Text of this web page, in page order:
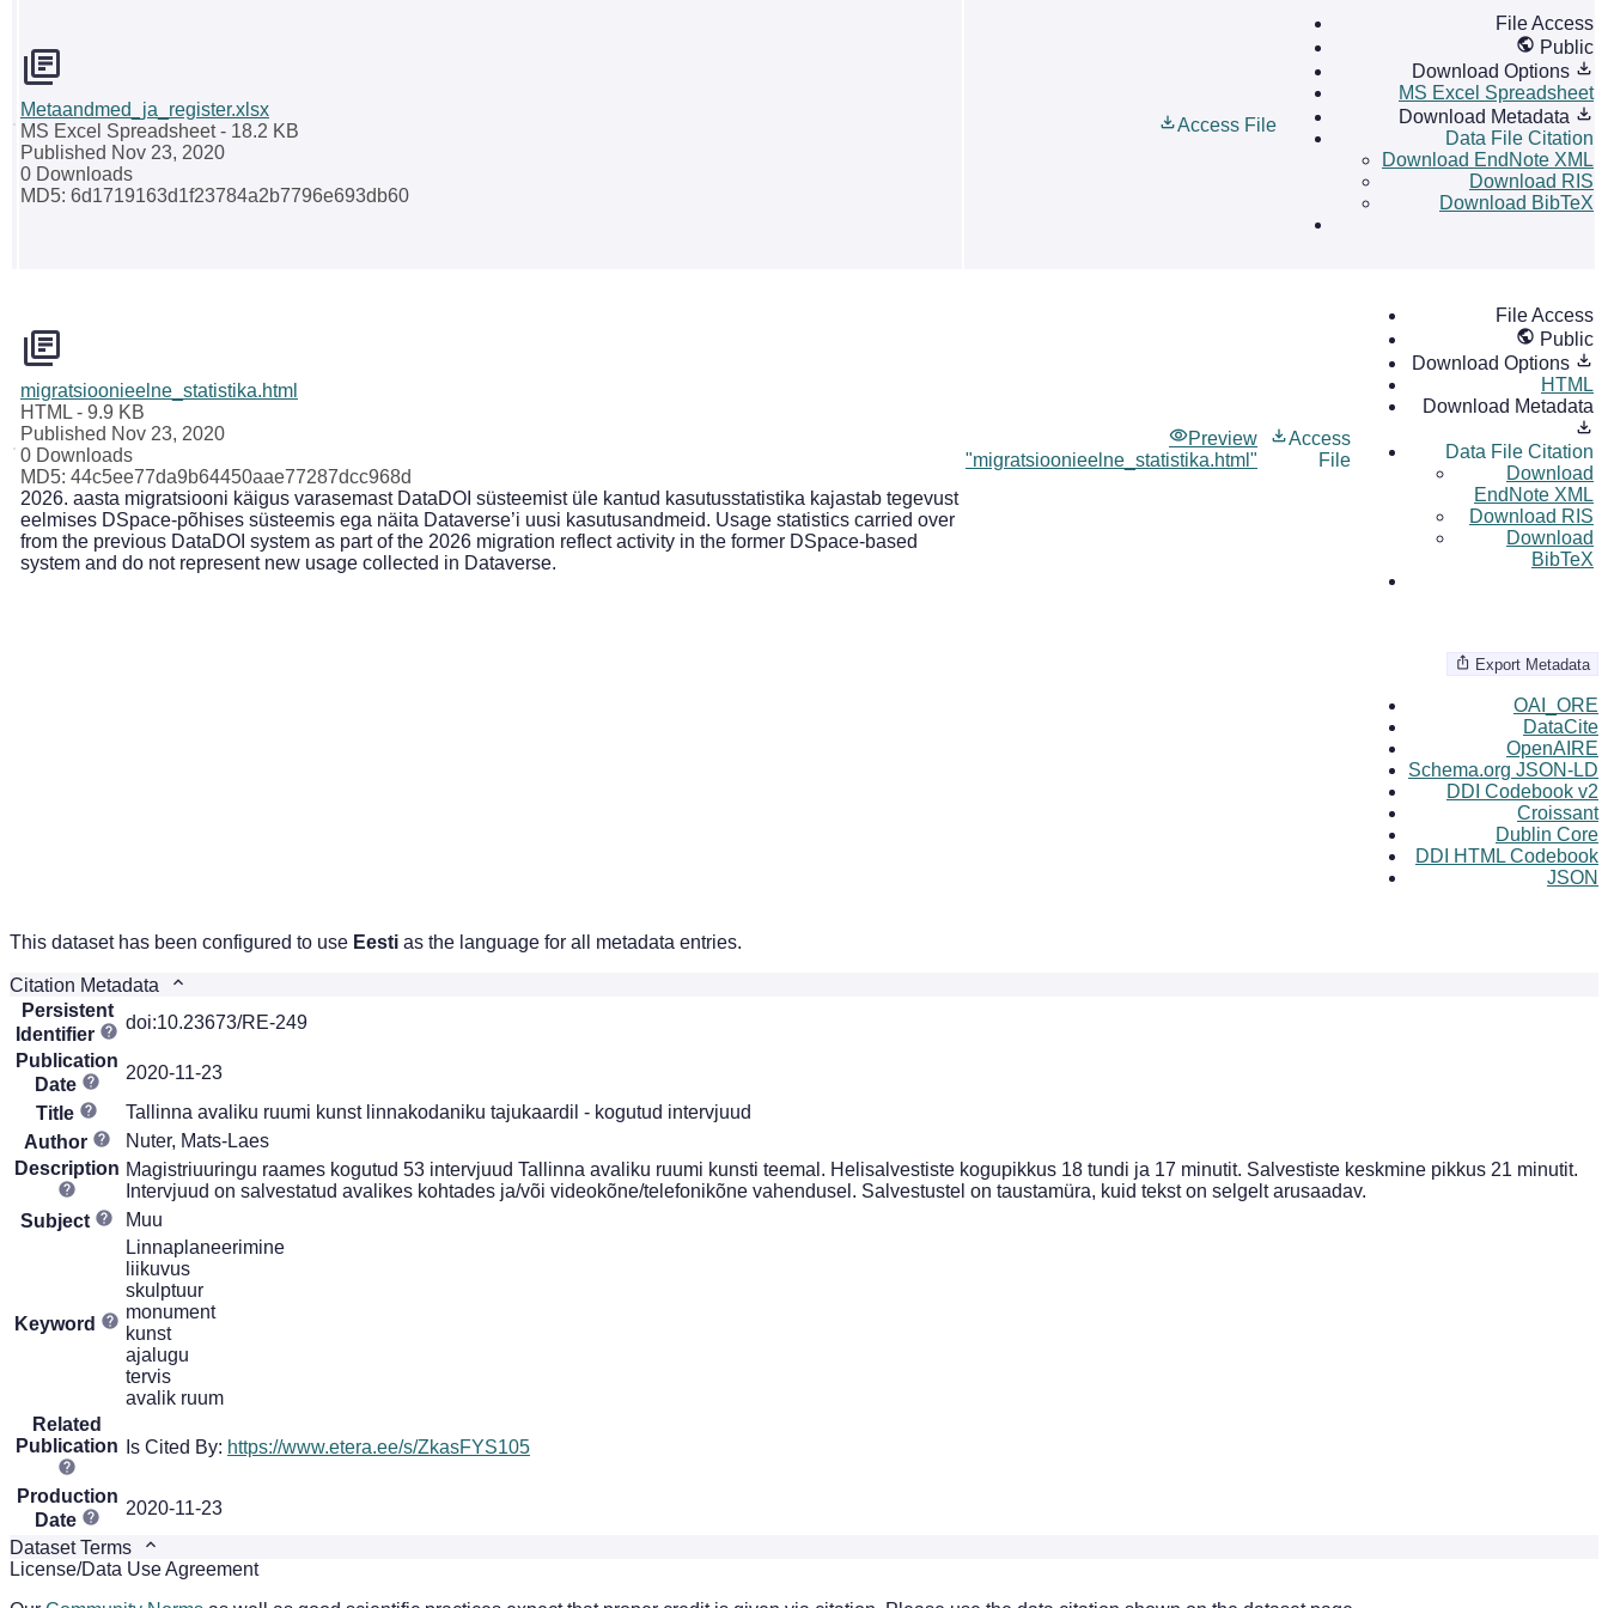
Metaandmed_ja_register.xlsx
MS Excel Spreadsheet- 18.2 KB
Published Nov 23, 2020
0 Downloads
MD5: 6d1719163d1f23784a2b7796e693db60
Access File
File Access
Public
Download Options
MS Excel Spreadsheet
Download Metadata
Data File Citation
Download EndNote XML
Download RIS
Download BibTeX
migratsioonieelne_statistika.html
HTML - 9.9 KB
Published Nov 23, 2020
0 Downloads
MD5: 44c5ee77da9b64450aae77287dcc968d
2026. aasta migratsiooni käigus varasemast DataDOI süsteemist üle kantud kasutusstatistika kajastab tegevust
eelmises DSpace-põhises süsteemis ega näita Dataverse’i uusi kasutusandmeid. Usage statistics carried over
from the previous DataDOI system as part of the 2026 migration reflect activity in the former DSpace-based
system and do not represent new usage collected in Dataverse.
Preview
"migratsioonieelne_statistika.html"
Access
File
File Access
Public
Download Options
HTML
Download Metadata
Data File Citation
Download
EndNote XML
Download RIS
Download
BibTeX
Export Metadata
OAI_ORE
DataCite
OpenAIRE
Schema.org JSON-LD
DDI Codebook v2
Croissant
Dublin Core
DDI HTML Codebook
JSON
This dataset has been configured to use Eesti as the language for all metadata entries.
Citation Metadata
Persistent
Identifier
doi:10.23673/RE-249
Publication
Date
2020-11-23
Title
Tallinna avaliku ruumi kunst linnakodaniku tajukaardil - kogutud intervjuud
Author
Nuter, Mats-Laes
Description Magistriuuringu raames kogutud 53 intervjuud Tallinna avaliku ruumi kunsti teemal. Helisalvestiste kogupikkus 18 tundi ja 17 minutit. Salvestiste keskmine pikkus 21 minutit.
Intervjuud on salvestatud avalikes kohtades ja/või videokõne/telefonikõne vahendusel. Salvestustel on taustamüra, kuid tekst on selgelt arusaadav.
Subject
Muu
Keyword
Linnaplaneerimine
liikuvus
skulptuur
monument
kunst
ajalugu
tervis
avalik ruum
Related
Publication
Is Cited By: https://www.etera.ee/s/ZkasFYS105
Production
Date
2020-11-23
Dataset Terms
License/Data Use Agreement